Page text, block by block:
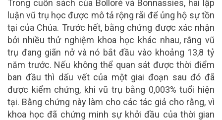
Trong cuốn sách của Bolloré và Bonnassies, hai lập
luận vũ trụ học được mô tả rộng rãi để ủng hộ sự tồn
tại của Chúa. Trước hết, bằng chứng được xác nhận
bởi nhiều thử nghiệm khoa học khác nhau, rằng vũ
trụ đang giãn nở và nó bắt đầu vào khoảng 13,8 tỷ
năm trước. Nếu không thể quan sát được thời điểm
ban đầu thì dấu vết của một giai đoạn sau đó đã
được kiểm chứng, khi vũ trụ bằng 0,003% tuổi hiện
tại. Bằng chứng này làm cho các tác giả cho rằng, vì
khoa học đã chứng minh sự khởi đầu của thời gian